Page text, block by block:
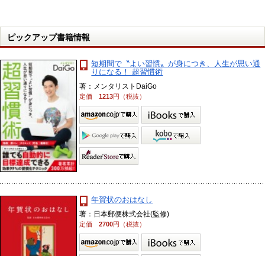
ピックアップ書籍情報
短期間で〝よい習慣〟が身につき、人生が思い通
りになる！ 超習慣術
著：メンタリストDaiGo
定価1213円（税抜）
年賀状のおはなし
著：日本郵便株式会社(監修)
定価2700円（税抜）